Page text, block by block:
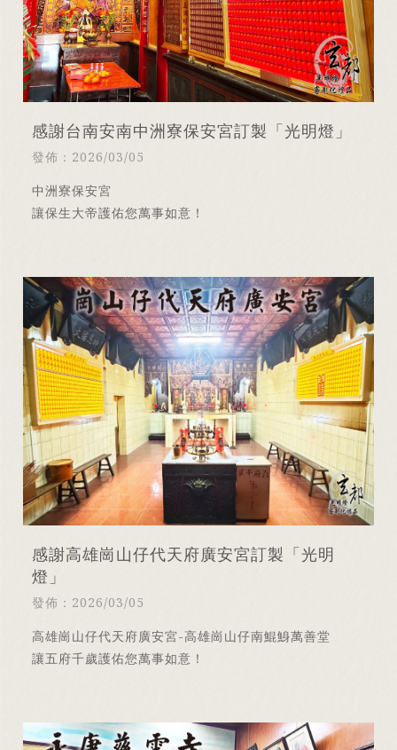
感謝台南安南中洲寮保安宮訂製「光明燈」
發佈：2026/03/05
中洲寮保安宮
讓保生大帝護佑您萬事如意！
感謝高雄崗山仔代天府廣安宮訂製「光明
燈」
發佈：2026/03/05
高雄崗山仔代天府廣安宮-高雄崗山仔南鯤鯓萬善堂
讓五府千歲護佑您萬事如意！